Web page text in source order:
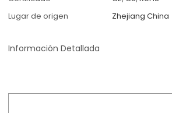
Lugar de origen
Zhejiang China
Información Detallada